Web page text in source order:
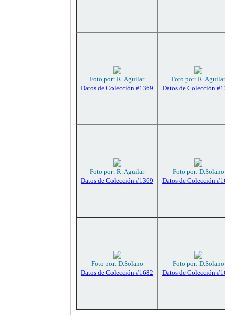
Foto por: R. Aguilar
Datos de Colección #1369
Foto por: R. Aguilar
Datos de Colección
Foto por: R. Aguilar
Datos de Colección #1369
Foto por: D.Solano
Datos de Colección
Foto por: D.Solano
Datos de Colección #1682
Foto por: D.Solano
Datos de Colección